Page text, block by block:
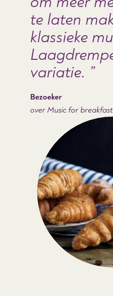
te laten
klassieke
variatie.
Bezoeker
over Music for breakfast